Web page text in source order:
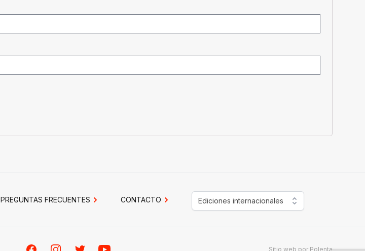
PREGUNTAS FRECUENTES CONTACTO Ediciones internacionales
Sitio web por Polenta